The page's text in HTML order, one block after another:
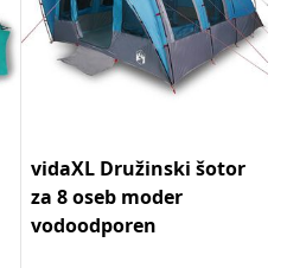
vidaXL Družinski šotor
za 8 oseb moder
vodoodporen